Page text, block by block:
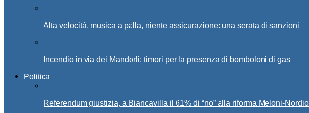
Alta velocità, musica a palla, niente assicurazione: una serata di sanzioni
Incendio in via dei Mandorli: timori per la presenza di bomboloni di gas
Politica
Referendum giustizia, a Biancavilla il 61% di “no” alla riforma Meloni-Nordio